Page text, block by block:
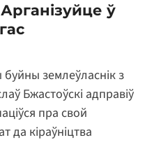
ў
землеўласнік з
Бжастоўскі адправіў
пра свой
да кіраўніцтва